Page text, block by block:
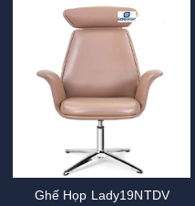
Ghế Họp Lady19NTDV